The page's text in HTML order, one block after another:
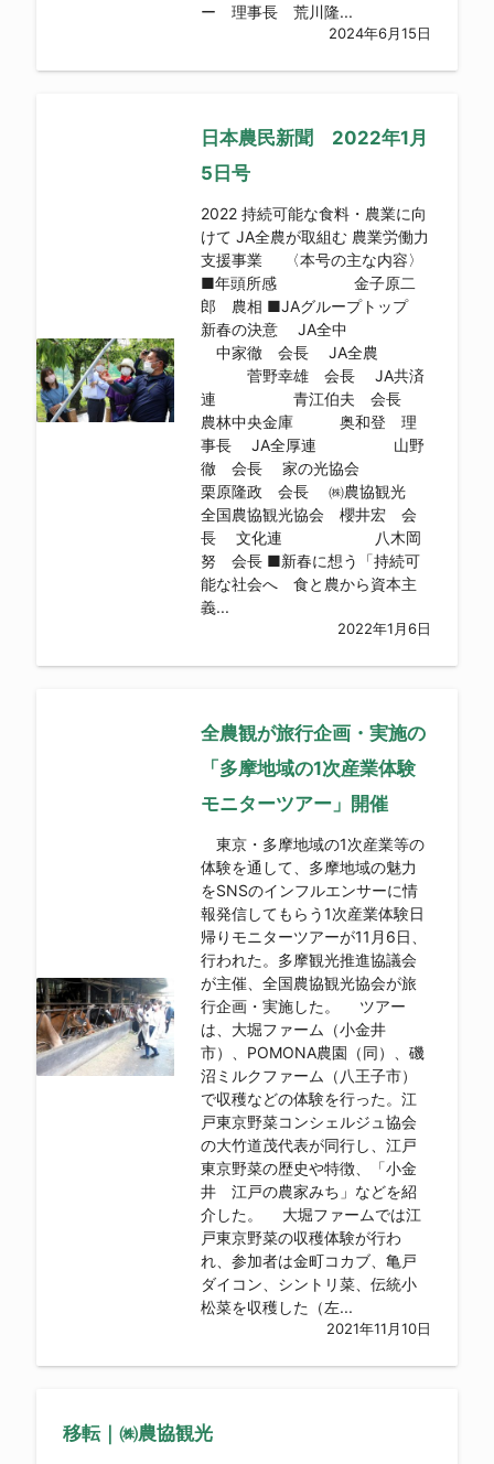
ー 理事長 荒川隆...
2024年6月15日
日本農民新聞 2022年1月
5日号
2022 持続可能な食料・農業に向
けて JA全農が取組む 農業労働力
支援事業 〈本号の主な内容〉
■年頭所感 金子原二
郎 農相 ■JAグループトップ
新春の決意 JA全中
中家徹 会長 JA全農
菅野幸雄 会長 JA共済
連 青江伯夫 会長
農林中央金庫 奥和登 理
事長 JA全厚連 山野
徹 会長 家の光協会
栗原隆政 会長 ㈱農協観光
全国農協観光協会 櫻井宏 会
長 文化連 八木岡
努 会長 ■新春に想う「持続可
能な社会へ 食と農から資本主
義...
2022年1月6日
全農観が旅行企画・実施の
「多摩地域の1次産業体験
モニターツアー」開催
東京・多摩地域の1次産業等の
体験を通して、多摩地域の魅力
をSNSのインフルエンサーに情
報発信してもらう1次産業体験日
帰りモニターツアーが11月6日、
行われた。多摩観光推進協議会
が主催、全国農協観光協会が旅
行企画・実施した。 ツアー
は、大堀ファーム（小金井
市）、POMONA農園（同）、磯
沼ミルクファーム（八王子市）
で収穫などの体験を行った。江
戸東京野菜コンシェルジュ協会
の大竹道茂代表が同行し、江戸
東京野菜の歴史や特徴、「小金
井 江戸の農家みち」などを紹
介した。 大堀ファームでは江
戸東京野菜の収穫体験が行わ
れ、参加者は金町コカブ、亀戸
ダイコン、シントリ菜、伝統小
松菜を収穫した（左...
2021年11月10日
移転｜㈱農協観光